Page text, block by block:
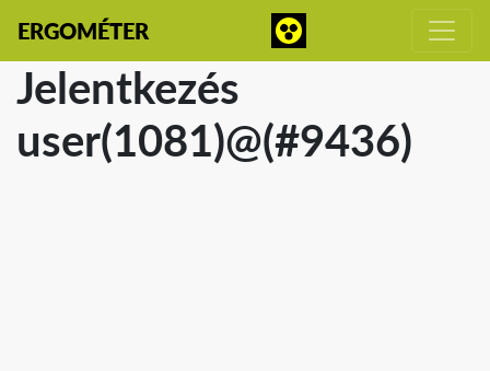
ERGOMÉTER
Jelentkezés
user(1081)@(#9436)